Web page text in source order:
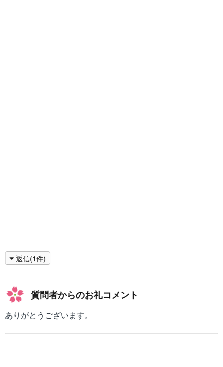
返信(1件)
質問者からのお礼コメント
ありがとうございます。